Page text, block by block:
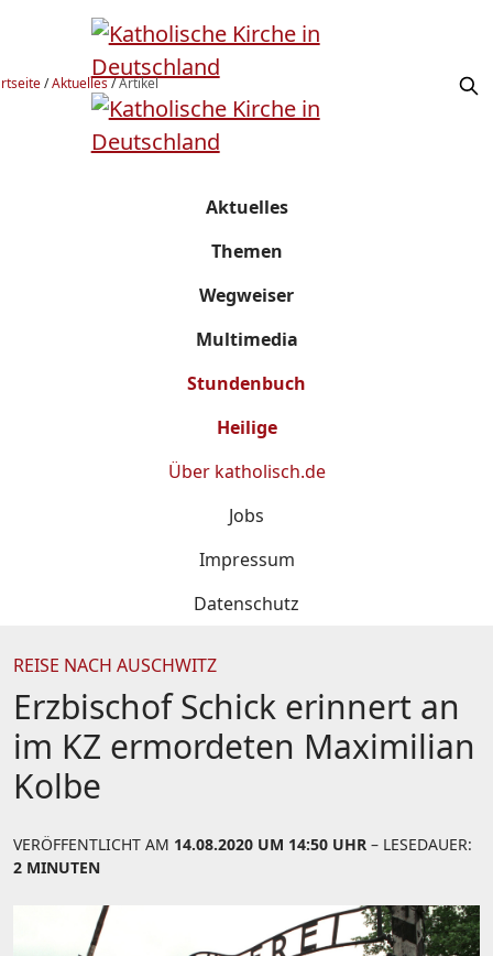
/Aktuelles/Artikel
Aktuelles
Themen
Wegweiser
Multimedia
Stundenbuch
Heilige
Über katholisch.de
Jobs
Impressum
Datenschutz
REISE NACH AUSCHWITZ
Erzbischof Schick erinnert an
im KZ ermordeten Maximilian
Kolbe
VERÖFFENTLICHT AM 14.08.2020 UM 14:50 UHR – LESEDAUER:
2 MINUTEN